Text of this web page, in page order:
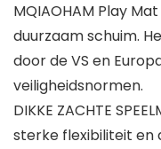
MQIAOHAM Play
duurzaam schuim.
door de VS en
veiligheidsnormen.
DIKKE ZACHTE
sterke flexibiliteit en